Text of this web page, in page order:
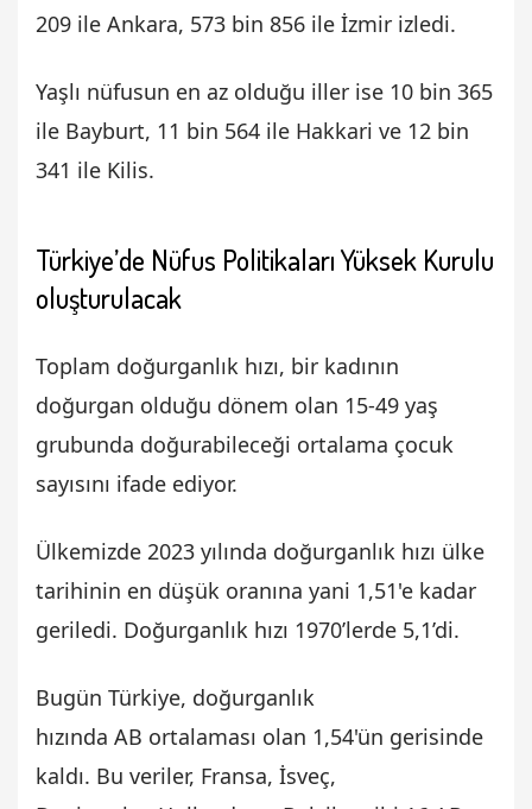
209 ile Ankara, 573 bin 856 ile İzmir izledi.
Yaşlı nüfusun en az olduğu iller ise 10 bin 365
ile Bayburt, 11 bin 564 ile Hakkari ve 12 bin
341 ile Kilis.
Türkiye’de Nüfus Politikaları Yüksek Kurulu
oluşturulacak
Toplam doğurganlık hızı, bir kadının
doğurgan olduğu dönem olan 15-49 yaş
grubunda doğurabileceği ortalama çocuk
sayısını ifade ediyor.
Ülkemizde 2023 yılında doğurganlık hızı ülke
tarihinin en düşük oranına yani 1,51'e kadar
geriledi. Doğurganlık hızı 1970’lerde 5,1’di.
Bugün Türkiye, doğurganlık
hızında AB ortalaması olan 1,54'ün gerisinde
kaldı. Bu veriler, Fransa, İsveç,